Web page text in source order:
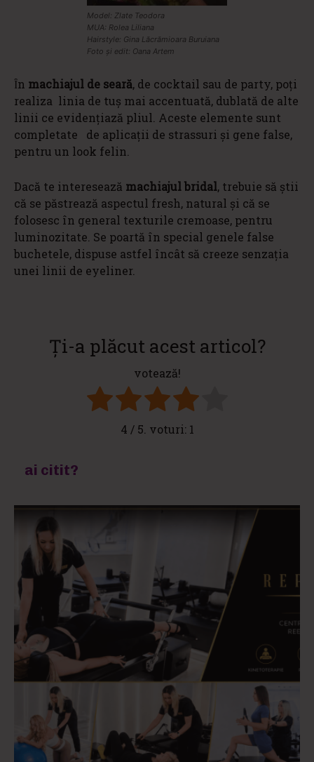
Model: Zlate Teodora
MUA: Rolea Liliana
Hairstyle: Gina Lăcrămioara Buruiana
Foto și edit: Oana Artem
Ȋn machiajul de seară, de cocktail sau de party, poți
realiza linia de tuș mai accentuată, dublată de alte
linii ce evidențiază pliul. Aceste elemente sunt
completate de aplicații de strassuri și gene false,
pentru un look felin.
Dacă te interesează machiajul bridal, trebuie să știi
că se păstrează aspectul fresh, natural și că se
folosesc în general texturile cremoase, pentru
luminozitate. Se poartă în special genele false
buchetele, dispuse astfel încât să creeze senzația
unei linii de eyeliner.
Ți-a plăcut acest articol?
votează!
4 / 5. voturi: 1
ai citit?